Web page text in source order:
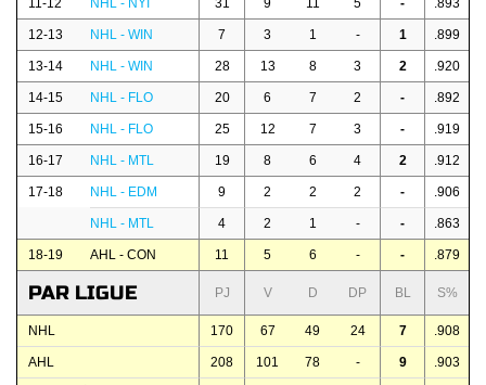
11-12 NHL - NYI 31 9 11 5 - .893
12-13 NHL - WIN 7 3 1 - 1 .899
13-14 NHL - WIN 28 13 8 3 2 .920
14-15 NHL - FLO 20 6 7 2 - .892
15-16 NHL - FLO 25 12 7 3 - .919
16-17 NHL - MTL 19 8 6 4 2 .912
17-18 NHL - EDM 9 2 2 2 - .906
NHL - MTL 4 2 1 - - .863
18-19 AHL - CON 11 5 6 - - .879
PAR LIGUE PJ V D DP BL S%
NHL 170 67 49 24 7 .908
AHL 208 101 78 - 9 .903